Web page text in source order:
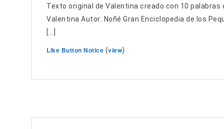
Texto original de Valentina creado con 10 palabras
Valentina Autor: Noñé Gran Enciclopedia de los
[…]
Like Button Notice (view)